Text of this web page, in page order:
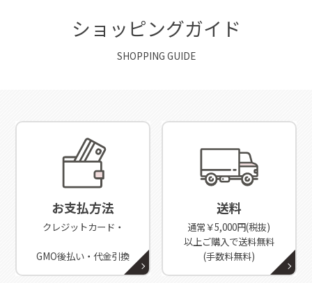
ショッピングガイド
SHOPPING GUIDE
お支払方法
クレジットカード・
GMO後払い・代金引換
送料
通常￥5,000円(税抜)
以上ご購入で送料無料
(手数料無料)